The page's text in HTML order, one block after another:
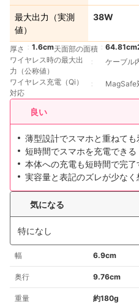
最大出力（実測
値）
38W
厚さ 1.6cm天面部の面積
ワイヤレス時の最大出
力（公称値）
ケーブル
ワイヤレス充電（Qi）
対応
MagSafe
良い
薄型設計でスマホと重ねて
短時間でスマホを充電できる
本体への充電も短時間で完了
実容量と表記のズレが少な
気になる
特になし
幅 6.9cm
奥行 9.76cm
重量 約180g